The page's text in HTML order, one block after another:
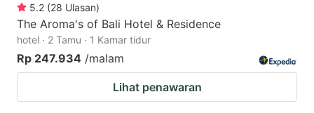
5.2 (28 Ulasan)
The Aroma's of Bali Hotel & Residence
hotel · 2 Tamu · 1 Kamar tidur
Rp 247.934 /malam
Lihat penawaran